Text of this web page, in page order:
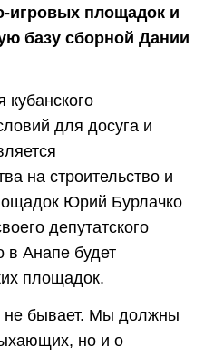
игровых площадок и
базу сборной Дании
для досуга и
на строительство и
Юрий Бурлачко
депутатского
в Анапе будет
площадок.
не бывает. Мы должны
но и о